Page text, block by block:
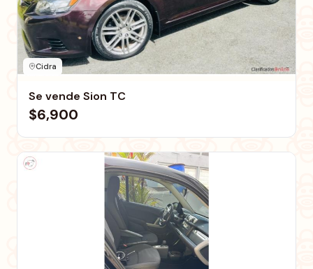
Cidra
Se vende Sion TC
$6,900